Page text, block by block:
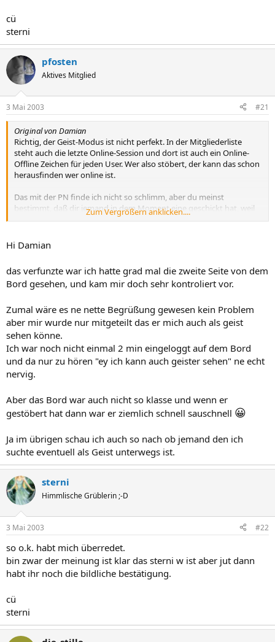
cü
sterni
pfosten
Aktives Mitglied
3 Mai 2003 #21
Original von Damian
Richtig, der Geist-Modus ist nicht perfekt. In der Mitgliederliste
steht auch die letzte Online-Session und dort ist auch ein Online-
Offline Zeichen für jeden User. Wer also stöbert, der kann das schon
herausfinden wer online ist.
Das mit der PN finde ich nicht so schlimm, aber du meinst
bestimmt, daß dir jemand in dem Moment eine geschickt hat, weil
Im "Wer ist wo?" tauchen die Geister auch nicht auf.
Zum Vergrößern anklicken....
Hi Damian
das verfunzte war ich hatte grad mal die zweite Seite von dem
Bord gesehen, und kam mir doch sehr kontroliert vor.
Zumal wäre es ne nette Begrüßung gewesen kein Problem
aber mir wurde nur mitgeteilt das er mich auch als geist
sehen könne.
Ich war noch nicht einmal 2 min eingeloggt auf dem Bord
und da nur zu hören "ey ich kann auch geister sehen" ne echt
nervig.
Aber das Bord war auch nicht so klasse und wenn er
gestöbert hat dann war er ziemlich schnell sauschnell 😀
Ja im übrigen schau ich auch so nach ob jemand den ich
suchte eventuell als Geist unterwegs ist.
sterni
Himmlische Grüblerin ;-D
3 Mai 2003 #22
so o.k. habt mich überredet.
bin zwar der meinung ist klar das sterni w ist aber jut dann
habt ihr noch die bildliche bestätigung.
cü
sterni